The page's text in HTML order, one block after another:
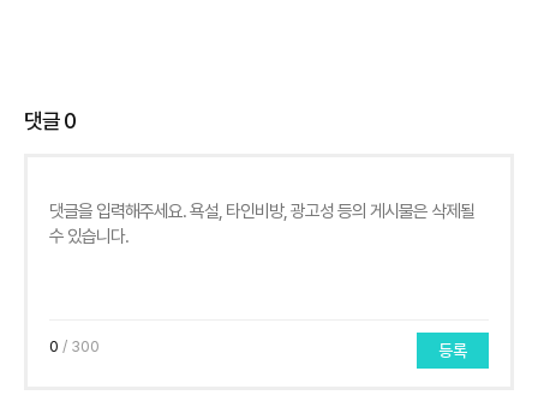
댓글0
0 / 300 등록